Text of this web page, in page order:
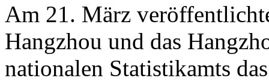
Am 21. März
Hangzhou und das
nationalen Statistikamts